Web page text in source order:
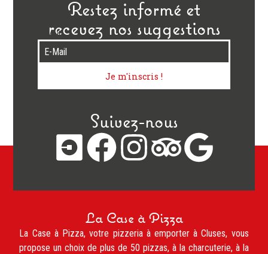
Restez informé et
recevez nos suggestions
E-Mail
Je m'inscris !
Suivez-nous
La Case à Pizza
La Case à Pizza, votre pizzeria à emporter à Cluses, vous
propose un choix de plus de 50 pizzas, à la charcuterie, à la